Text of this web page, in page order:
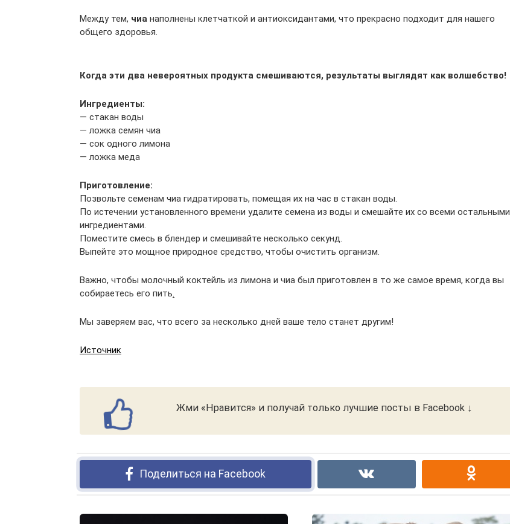
Между тем, чиа наполнены клетчаткой и антиоксидантами, что прекрасно подходит для нашего
общего здоровья.
Когда эти два невероятных продукта смешиваются, результаты выглядят как волшебство!
Ингредиенты:
— стакан воды
— ложка семян чиа
— сок одного лимона
— ложка меда
Приготовление:
Позвольте семенам чиа гидратировать, помещая их на час в стакан воды.
По истечении установленного времени удалите семена из воды и смешайте их со всеми остальными
ингредиентами.
Поместите смесь в блендер и смешивайте несколько секунд.
Выпейте это мощное природное средство, чтобы очистить организм.
Важно, чтобы молочный коктейль из лимона и чиа был приготовлен в то же самое время, когда вы
собираетесь его пить.
Мы заверяем вас, что всего за несколько дней ваше тело станет другим!
Источник
Жми «Нравится» и получай только лучшие посты в Facebook ↓
Поделиться на Facebook